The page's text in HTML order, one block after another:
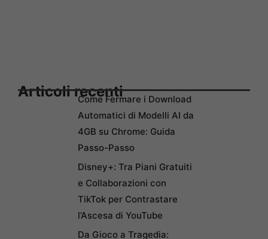
Articoli recentiCome Fermare i Download
Automatici di Modelli AI da
4GB su Chrome: Guida
Passo-Passo
Disney+: Tra Piani Gratuiti
e Collaborazioni con
TikTok per Contrastare
l’Ascesa di YouTube
Da Gioco a Tragedia: